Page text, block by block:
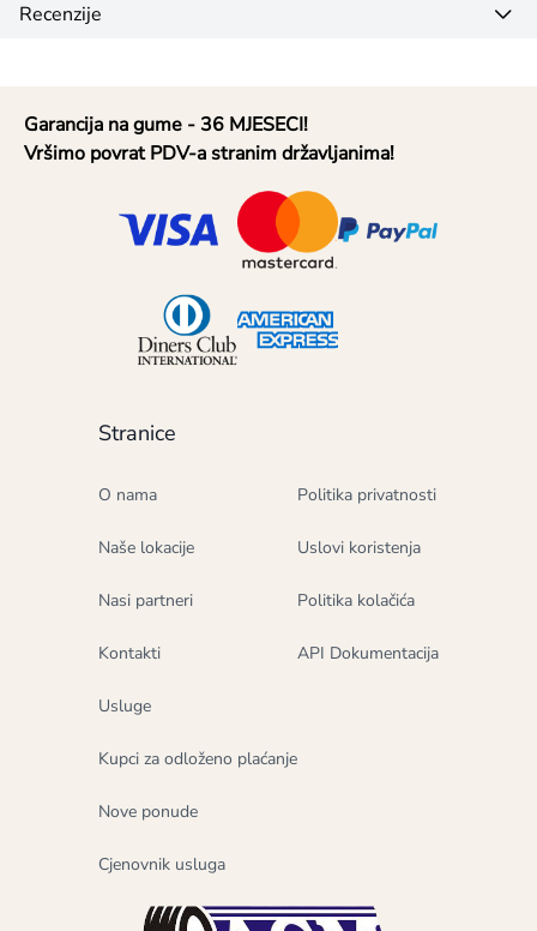
Recenzije
Stranice
O nama
Naše lokacije
Nasi partneri
Kontakti
Usluge
Kupci za odloženo plaćanje
Nove ponude
Cjenovnik usluga
Politika privatnosti
Uslovi koristenja
Politika kolačića
API Dokumentacija
Garancija na gume - 36 MJESECI!
Vršimo povrat PDV-a stranim državljanima!